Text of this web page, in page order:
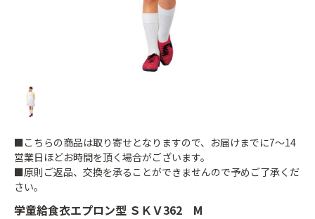
学童給食衣エプロン型 ＳＫＶ362 M
■こちらの商品は取り寄せとなりますので、お届けまでに7～14
営業日ほどお時間を頂く場合がございます。
■原則ご返品、交換を承ることができませんので予めご了承くだ
さい。